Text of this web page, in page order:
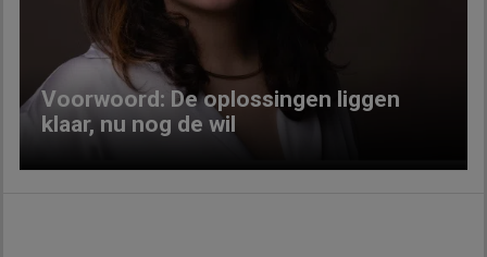
Voorwoord: De oplossingen liggen
klaar, nu nog de wil